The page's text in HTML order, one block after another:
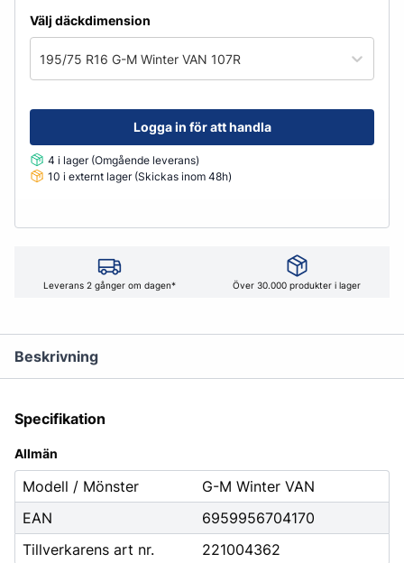
Välj däckdimension
195/75 R16 G-M Winter VAN 107R
Logga in för att handla
4 i lager (Omgående leverans)
10 i externt lager (Skickas inom 48h)
Leverans 2 gånger om dagen* Över 30.000 produkter i lager
Beskrivning
Specifikation
Allmän
Modell / Mönster
G-M Winter VAN
EAN
6959956704170
Tillverkarens art nr.
221004362